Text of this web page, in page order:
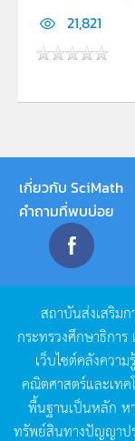
21,821
เกี่ยวกับ SciMath
คำถามที่พบบ่อย
สถาบันส่งเสริม
กระทรวงศึกษาธิการ
เว็บไซต์คลังความรู้
คณิตศาสตร์และเทค
พื้นฐานเป็นหลัก ห
ทรัพย์สินทางปัญญาป